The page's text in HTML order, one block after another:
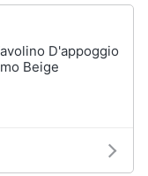
D'appoggio
Beige